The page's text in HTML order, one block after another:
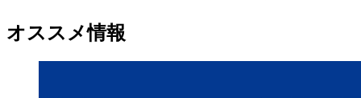
オススメ情報